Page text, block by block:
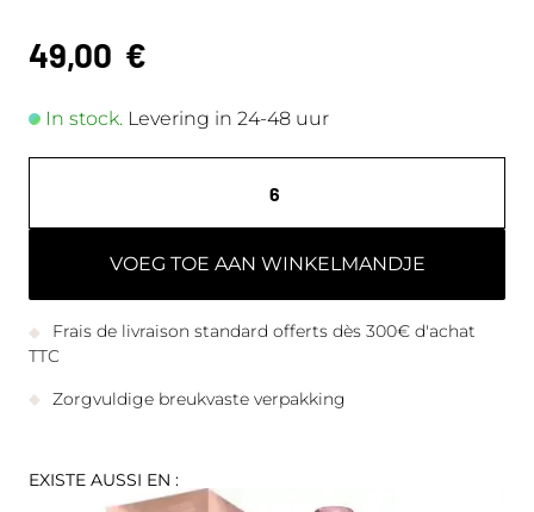
49,00 €
In stock. Levering in 24-48 uur
VOEG TOE AAN WINKELMANDJE
Frais de livraison standard offerts dès 300€ d'achat
TTC
Zorgvuldige breukvaste verpakking
EXISTE AUSSI EN :